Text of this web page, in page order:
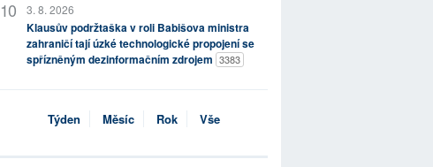
3. 8. 2026
Klausův podržtaška v roli Babišova ministra
zahraničí tají úzké technologické propojení se
spřízněným dezinformačním zdrojem 3383
Týden Měsíc Rok Vše